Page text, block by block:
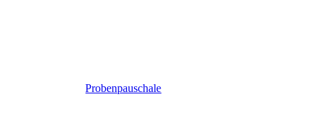
Probenpauschale